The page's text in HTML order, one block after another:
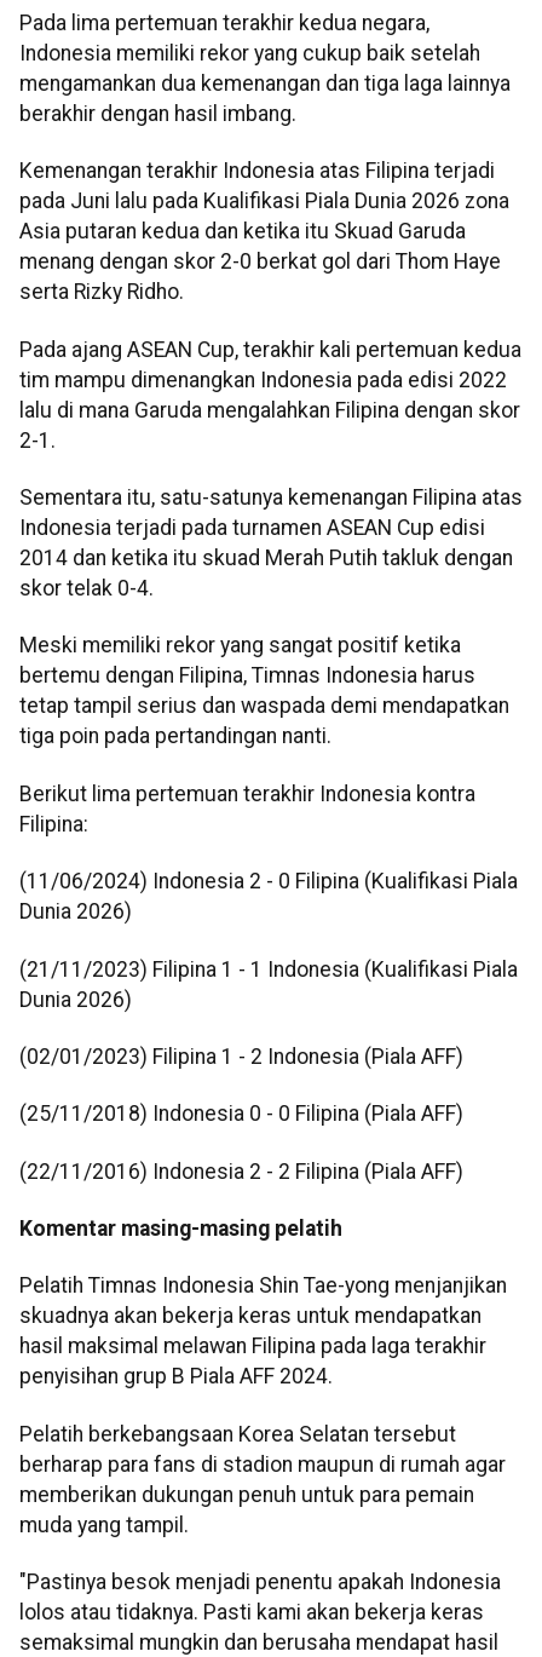
Pada lima pertemuan terakhir kedua negara,
Indonesia memiliki rekor yang cukup baik setelah
mengamankan dua kemenangan dan tiga laga lainnya
berakhir dengan hasil imbang.
Kemenangan terakhir Indonesia atas Filipina terjadi
pada Juni lalu pada Kualifikasi Piala Dunia 2026 zona
Asia putaran kedua dan ketika itu Skuad Garuda
menang dengan skor 2-0 berkat gol dari Thom Haye
serta Rizky Ridho.
Pada ajang ASEAN Cup, terakhir kali pertemuan kedua
tim mampu dimenangkan Indonesia pada edisi 2022
lalu di mana Garuda mengalahkan Filipina dengan skor
2-1.
Sementara itu, satu-satunya kemenangan Filipina atas
Indonesia terjadi pada turnamen ASEAN Cup edisi
2014 dan ketika itu skuad Merah Putih takluk dengan
skor telak 0-4.
Meski memiliki rekor yang sangat positif ketika
bertemu dengan Filipina, Timnas Indonesia harus
tetap tampil serius dan waspada demi mendapatkan
tiga poin pada pertandingan nanti.
Berikut lima pertemuan terakhir Indonesia kontra
Filipina:
(11/06/2024) Indonesia 2 - 0 Filipina (Kualifikasi Piala
Dunia 2026)
(21/11/2023) Filipina 1 - 1 Indonesia (Kualifikasi Piala
Dunia 2026)
(02/01/2023) Filipina 1 - 2 Indonesia (Piala AFF)
(25/11/2018) Indonesia 0 - 0 Filipina (Piala AFF)
(22/11/2016) Indonesia 2 - 2 Filipina (Piala AFF)
Komentar masing-masing pelatih
Pelatih Timnas Indonesia Shin Tae-yong menjanjikan
skuadnya akan bekerja keras untuk mendapatkan
hasil maksimal melawan Filipina pada laga terakhir
penyisihan grup B Piala AFF 2024.
Pelatih berkebangsaan Korea Selatan tersebut
berharap para fans di stadion maupun di rumah agar
memberikan dukungan penuh untuk para pemain
muda yang tampil.
"Pastinya besok menjadi penentu apakah Indonesia
lolos atau tidaknya. Pasti kami akan bekerja keras
semaksimal mungkin dan berusaha mendapat hasil